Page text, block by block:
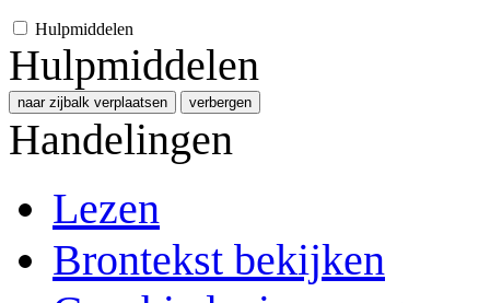
Hulpmiddelen
Hulpmiddelen
naar zijbalk verplaatsen verbergen
Handelingen
Lezen
Brontekst bekijken